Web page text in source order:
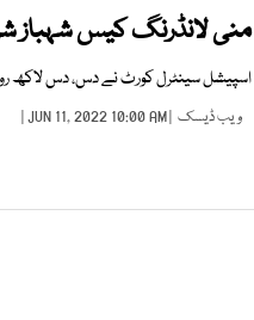
منی لانڈرنگ کیس شہباز شریف اور حمزہ
اسپیشل سینٹرل کورٹ نے دس، دس لاکھ
ویب ڈیسک | JUN 11, 2022 10:00 AM |